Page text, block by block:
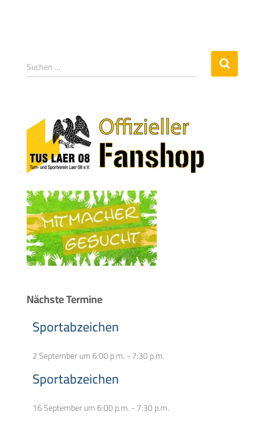
Suchen …
Nächste Termine
Sportabzeichen
2 September um 6:00 p.m.-7:30 p.m.
Sportabzeichen
16 September um 6:00 p.m.-7:30 p.m.